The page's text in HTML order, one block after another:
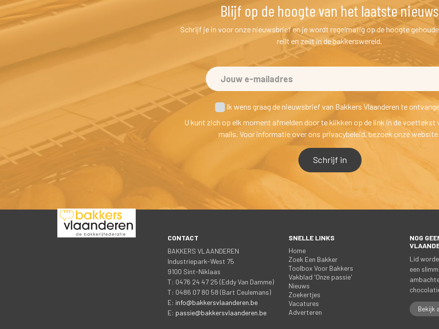
Blijf op de hoogte van het laatste nieuw
Schrijf je in voor onze nieuwsbrief en je wordt regelmatig op de hoogte
reilt en zeilt in de bakkerswereld.
Ik wens graag de nieuwsbrief van Bakkers Vlaanderen te
U kunt zich op elk moment afmelden door te klikken op de link in de voettekst
mails. Voor informatie over ons privacybeleid, bezoek onze
CONTACT
BAKKERS VLAANDEREN
Industriepark-West 75
9100 Sint-Niklaa
T: 0476 24 47 25 (Eddy Van Damme)
T: 0486 07 80 58 (Bart Ceulemans)
E: info@bakkersvlaanderen.be
E: passie@bakkersvlaanderen.be
SNELLE LINKS
Home
Zoek Een Bakker
Toolbox Voor Bakker
Vakblad 'Onze passie'
Nieuw
Zoekertje
Vacature
Adverteren
NOG
Lid
een
Bekijk